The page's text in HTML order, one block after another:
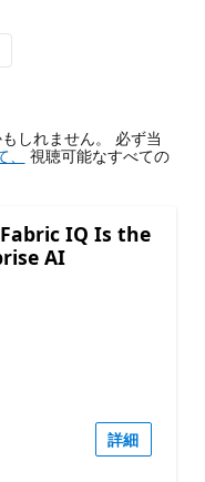
しれません。 必ず当
視聴可能なすべての
IQ Is the
AI
詳細